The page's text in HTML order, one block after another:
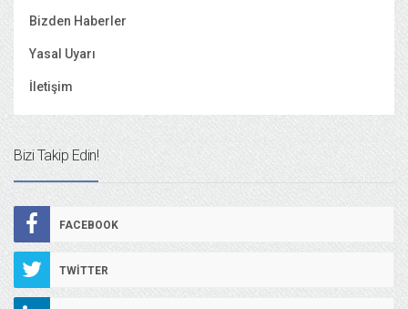
Bizden Haberler
Yasal Uyarı
İletişim
Bizi Takip Edin!
FACEBOOK
TWITTER